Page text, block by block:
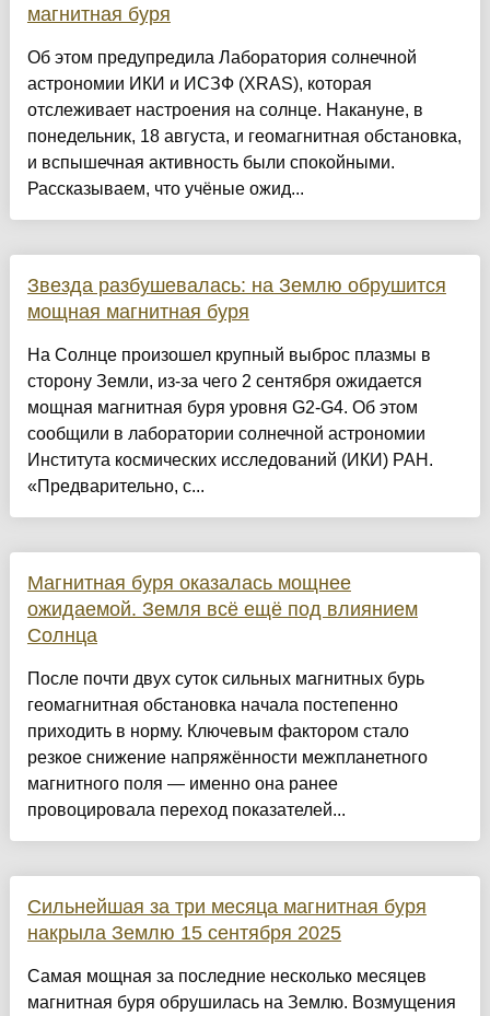
магнитная буря
Об этом предупредила Лаборатория солнечной
астрономии ИКИ и ИСЗФ (XRAS), которая
отслеживает настроения на солнце. Накануне, в
понедельник, 18 августа, и геомагнитная обстановка,
и вспышечная активность были спокойными.
Рассказываем, что учёные ожид...
Звезда разбушевалась: на Землю обрушится
мощная магнитная буря
На Солнце произошел крупный выброс плазмы в
сторону Земли, из-за чего 2 сентября ожидается
мощная магнитная буря уровня G2-G4. Об этом
сообщили в лаборатории солнечной астрономии
Института космических исследований (ИКИ) РАН.
«Предварительно, с...
Магнитная буря оказалась мощнее
ожидаемой. Земля всё ещё под влиянием
Солнца
После почти двух суток сильных магнитных бурь
геомагнитная обстановка начала постепенно
приходить в норму. Ключевым фактором стало
резкое снижение напряжённости межпланетного
магнитного поля — именно она ранее
провоцировала переход показателей...
Сильнейшая за три месяца магнитная буря
накрыла Землю 15 сентября 2025
Самая мощная за последние несколько месяцев
магнитная буря обрушилась на Землю. Возмущения